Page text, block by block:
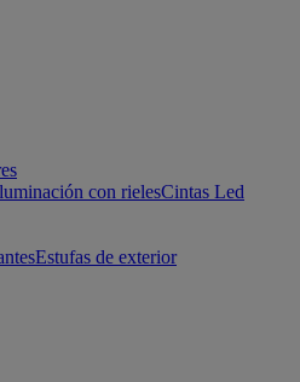
con rielesCintas Led
Estufas de exterior